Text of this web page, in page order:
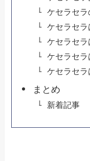
ケセラセラ
ケセラセラ
ケセラセラ
ケセラセラ
ケセラセラ
まとめ
新着記事